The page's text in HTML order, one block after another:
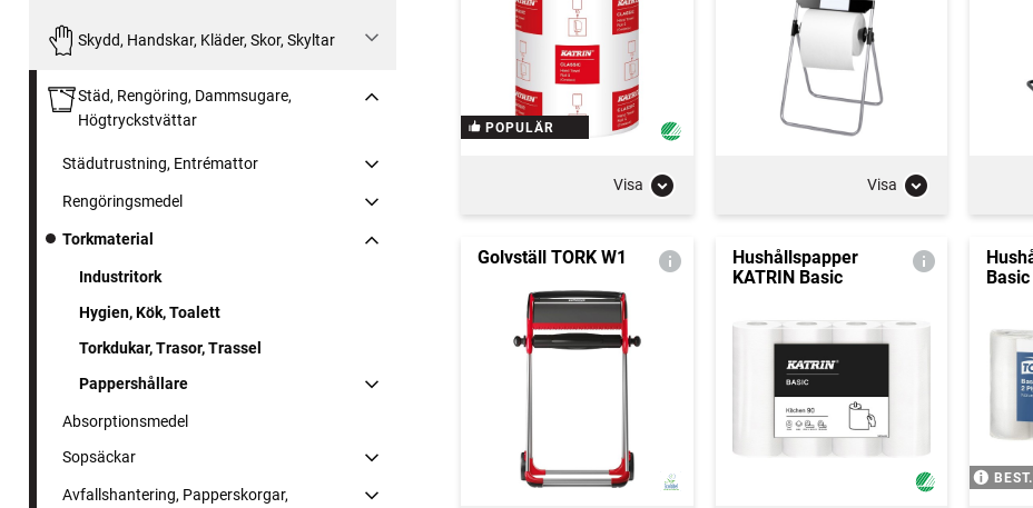
Skydd, Handskar, Kläder, Skor, Skyltar
Städ, Rengöring, Dammsugare,
Högtryckstvättar
Städutrustning, Entrémattor
Rengöringsmedel
Torkmaterial
Industritork
Hygien, Kök, Toalett
Torkdukar, Trasor, Trassel
Pappershållare
Absorptionsmedel
Sopsäckar
Avfallshantering, Papperskorgar,
POPULÄR
Visa Visa
Golvställ TORK W1
Hushållspapper
KATRIN Basic